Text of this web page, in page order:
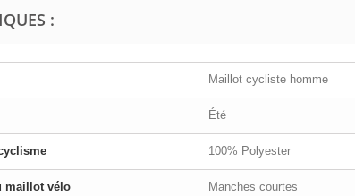
:
Maillot cycliste homme
Été
100% Polyester
maillot vélo Manches courtes